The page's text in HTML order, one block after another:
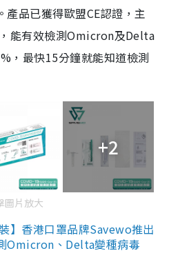
品已獲得歐盟CE認證，主
能有效檢測Omicron及Delta
，最快15分鐘就能知道檢測
+2
圖片放大
】香港口罩品牌Savewo推出
Omicron、Delta變種病毒